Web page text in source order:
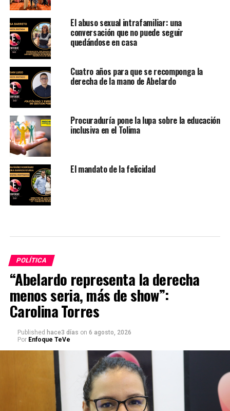
El abuso sexual intrafamiliar: una
conversación que no puede seguir
quedándose en casa
Cuatro años para que se recomponga la
derecha de la mano de Abelardo
Procuraduría pone la lupa sobre la educación
inclusiva en el Tolima
El mandato de la felicidad
POLÍTICA
“Abelardo representa la derecha
menos seria, más de show”:
Carolina Torres
Published hace3 días on 6 agosto, 2026
Por Enfoque TeVe